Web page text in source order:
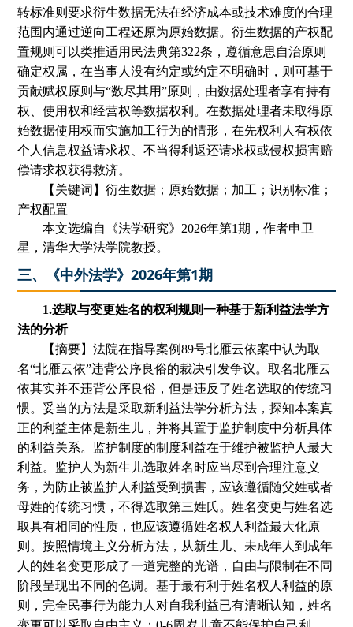
转标准则要求衍生数据无法在经济成本或技术难度的合理
范围内通过逆向工程还原为原始数据。衍生数据的产权配
置规则可以类推适用民法典第322条，遵循意思自治原则
确定权属，在当事人没有约定或约定不明确时，则可基于
贡献赋权原则与“数尽其用”原则，由数据处理者享有持有
权、使用权和经营权等数据权利。在数据处理者未取得原
始数据使用权而实施加工行为的情形，在先权利人有权依
个人信息权益请求权、不当得利返还请求权或侵权损害赔
偿请求权获得救济。
【关键词】衍生数据；原始数据；加工；识别标准；
产权配置
本文选编自《法学研究》 2026年第1期 ，作者申卫
星 ，清华大学法学院教授。
三、《中外法学》2026年第1期
1.选取与变更姓名的权利规则一种基于新利益法学方
法的分析
【摘要】法院在指导案例89号北雁云依案中认为取
名“北雁云依”违背公序良俗的裁决引发争议。取名北雁云
依其实并不违背公序良俗，但是违反了姓名选取的传统习
惯。妥当的方法是采取新利益法学分析方法，探知本案真
正的利益主体是新生儿，并将其置于监护制度中分析具体
的利益关系。监护制度的制度利益在于维护被监护人最大
利益。监护人为新生儿选取姓名时应当尽到合理注意义
务，为防止被监护人利益受到损害，应该遵循随父姓或者
母姓的传统习惯，不得选取第三姓氏。姓名变更与姓名选
取具有相同的性质，也应该遵循姓名权人利益最大化原
则。按照情境主义分析方法，从新生儿、未成年人到成年
人的姓名变更形成了一道完整的光谱，自由与限制在不同
阶段呈现出不同的色调。基于最有利于姓名权人利益的原
则，完全民事行为能力人对自我利益已有清晰认知，姓名